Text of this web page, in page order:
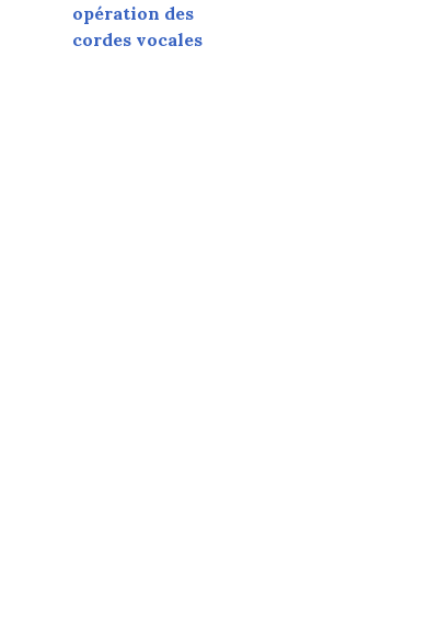
opération des
cordes vocales